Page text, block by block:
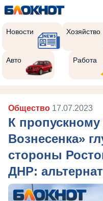
Новости Хозяйство
Авто Работа
Общество 17.07.2023
К пропускному
Вознесенка»
стороны
ДНР: